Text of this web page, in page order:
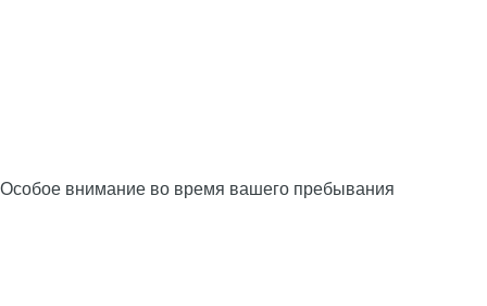
Особое внимание во время вашего пребывания